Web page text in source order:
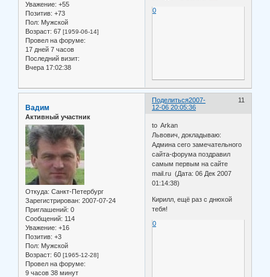
Уважение: +55
Позитив: +73
Пол: Мужской
Возраст: 67 [1959-06-14]
Провел на форуме:
17 дней 7 часов
Последний визит:
Вчера 17:02:38
0
Поделиться 11
2007-
12-06 20:05:36
Вадим
Активный участник
Откуда: Санкт-Петербург
Зарегистрирован: 2007-07-24
Приглашений: 0
Сообщений: 114
Уважение: +16
Позитив: +3
Пол: Мужской
Возраст: 60 [1965-12-28]
Провел на форуме:
9 часов 38 минут
to Arkan
Львович, докладываю:
Админа сего замечательного
сайта-форума поздравил
самым первым на сайте
mail.ru (Дата: 06 Дек 2007
01:14:38)
Кирилл, ещё раз с днюхой
тебя!
0